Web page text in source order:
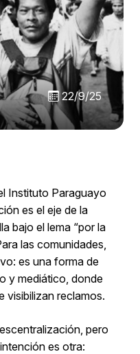
22/9/25
Instituto Paraguayo
es el eje de la
bajo el lema “por la
las comunidades,
es una forma de
y mediático, donde
visibilizan reclamos.
pero
es otra: